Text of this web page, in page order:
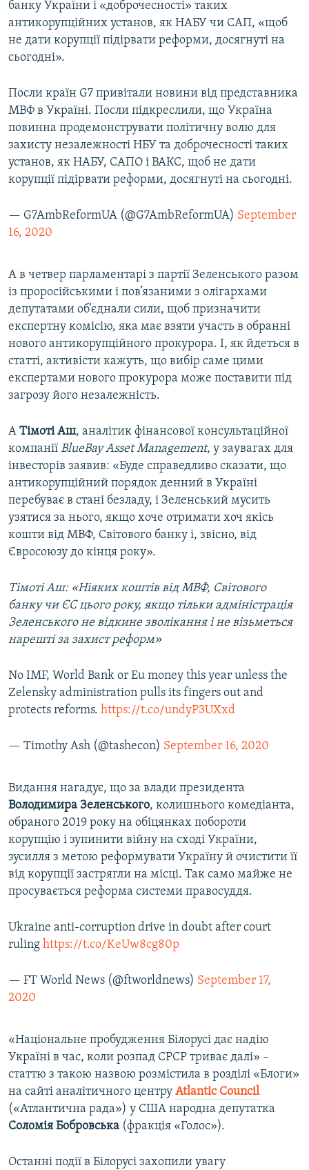
банку України і «доброчесності» таких
антикорупційних установ, як НАБУ чи САП, «щоб
не дати корупції підірвати реформи, досягнуті на
сьогодні».
Посли країн G7 привітали новини від представника
МВФ в Україні. Посли підкреслили, що Україна
повинна продемонструвати політичну волю для
захисту незалежності НБУ та доброчесності таких
установ, як НАБУ, САПО і ВАКС, щоб не дати
корупції підірвати реформи, досягнуті на сьогодні.
— G7AmbReformUA (@G7AmbReformUA) September
16, 2020
А в четвер парламентарі з партії Зеленського разом
із проросійськими і пов’язаними з олігархами
депутатами об’єднали сили, щоб призначити
експертну комісію, яка має взяти участь в обранні
нового антикорупційного прокурора. І, як йдеться в
статті, активісти кажуть, що вибір саме цими
експертами нового прокурора може поставити під
загрозу його незалежність.
А Тімоті Аш, аналітик фінансової консультаційної
компанії BlueBay Asset Management, у заувагах для
інвесторів заявив: «Буде справедливо сказати, що
антикорупційний порядок денний в Україні
перебуває в стані безладу, і Зеленський мусить
узятися за нього, якщо хоче отримати хоч якісь
кошти від МВФ, Світового банку і, звісно, від
Євросоюзу до кінця року».
Тімоті Аш: «Ніяких коштів від МВФ, Світового
банку чи ЄС цього року, якщо тільки адміністрація
Зеленського не відкине зволікання і не візьметься
нарешті за захист реформ»
No IMF, World Bank or Eu money this year unless the
Zelensky administration pulls its fingers out and
protects reforms. https://t.co/undyP3UXxd
— Timothy Ash (@tashecon) September 16, 2020
Видання нагадує, що за влади президента
Володимира Зеленського, колишнього комедіанта,
обраного 2019 року на обіцянках побороти
корупцію і зупинити війну на сході України,
зусилля з метою реформувати Україну й очистити її
від корупції застрягли на місці. Так само майже не
просувається реформа системи правосуддя.
Ukraine anti-corruption drive in doubt after court
ruling https://t.co/KeUw8cg80p
— FT World News (@ftworldnews) September 17,
2020
«Національне пробудження Білорусі дає надію
Україні в час, коли розпад СРСР триває далі» –
статтю з такою назвою розмістила в розділі «Блоги»
на сайті аналітичного центру Atlantic Council
(«Атлантична рада») у США народна депутатка
Соломія Бобровська (фракція «Голос»).
Останні події в Білорусі захопили увагу